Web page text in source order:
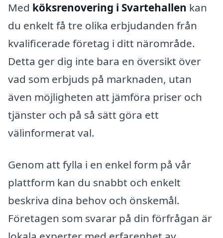
Med köksrenovering i Svartehallen kan
du enkelt få tre olika erbjudanden från
kvalificerade företag i ditt närområde.
Detta ger dig inte bara en översikt över
vad som erbjuds på marknaden, utan
även möjligheten att jämföra priser och
tjänster och på så sätt göra ett
välinformerat val.
Genom att fylla i en enkel form på vår
plattform kan du snabbt och enkelt
beskriva dina behov och önskemål.
Företagen som svarar på din förfrågan är